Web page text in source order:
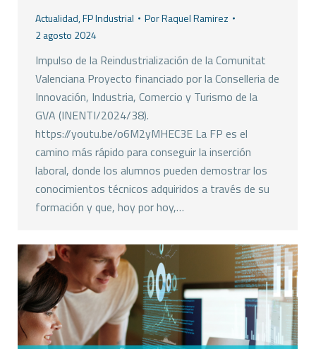
Actualidad,FP Industrial PorRaquel Ramirez
2 agosto 2024
Impulso de la Reindustrialización de la Comunitat
Valenciana Proyecto financiado por la Conselleria de
Innovación, Industria, Comercio y Turismo de la
GVA (INENTI/2024/38).
https://youtu.be/o6M2yMHEC3E La FP es el
camino más rápido para conseguir la inserción
laboral, donde los alumnos pueden demostrar los
conocimientos técnicos adquiridos a través de su
formación y que, hoy por hoy,…